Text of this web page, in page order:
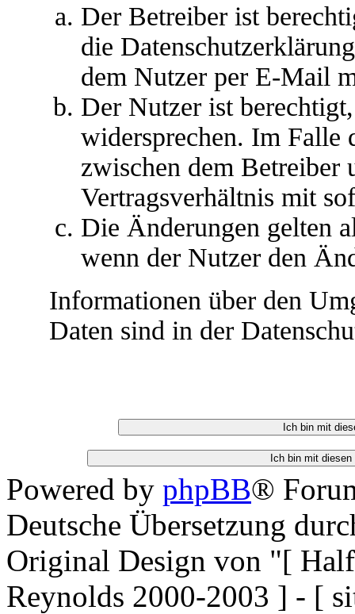
Der Betreiber ist
die
dem Nutzer per E-Mail
Der Nutzer ist
widersprechen. Im Falle
zwischen dem Betreiber
Vertragsverhältnis mit
Die Änderungen gelten
wenn der Nutzer den
Informationen über den
Daten sind in der
Powered by phpBB®
Deutsche Übersetzung
Original Design von "[
Reynolds 2000-2003 ] - [